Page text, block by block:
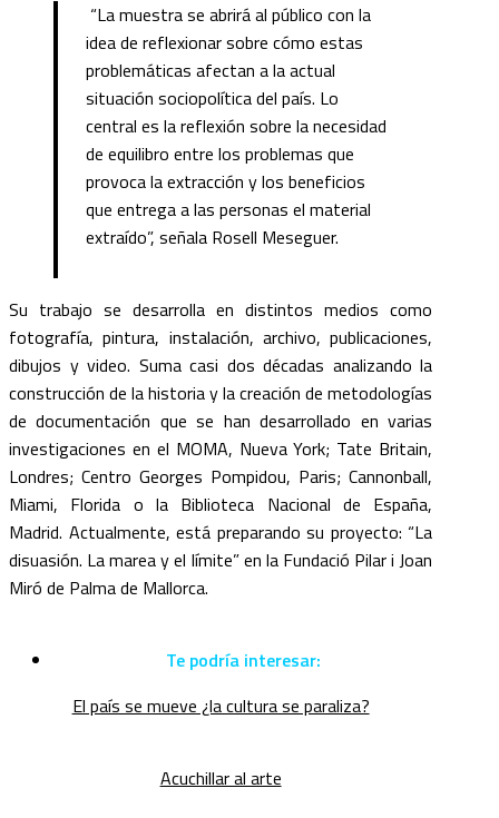
“La muestra se abrirá al público con la
idea de reflexionar sobre cómo estas
problemáticas afectan a la actual
situación sociopolítica del país. Lo
central es la reflexión sobre la necesidad
de equilibro entre los problemas que
provoca la extracción y los beneficios
que entrega a las personas el material
extraído”, señala Rosell Meseguer.
Su trabajo se desarrolla en distintos medios como
fotografía, pintura, instalación, archivo, publicaciones,
dibujos y video. Suma casi dos décadas analizando la
construcción de la historia y la creación de metodologías
de documentación que se han desarrollado en varias
investigaciones en el MOMA, Nueva York; Tate Britain,
Londres; Centro Georges Pompidou, Paris; Cannonball,
Miami, Florida o la Biblioteca Nacional de España,
Madrid. Actualmente, está preparando su proyecto: “La
disuasión. La marea y el límite” en la Fundació Pilar i Joan
Miró de Palma de Mallorca.
Te podría interesar:
El país se mueve ¿la cultura se paraliza?
Acuchillar al arte